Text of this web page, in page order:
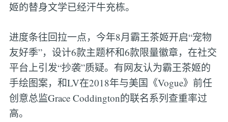
姬的替身文学已经汗牛充栋。
进度条往回拉一点，今年8月霸王茶姬开启“宠物
友好季”，设计6款主题杯和6款限量徽章，在社交
平台上引发“抄袭”质疑。有网友认为霸王茶姬的
手绘图案，和LV在2018年与美国《Vogue》前任
创意总监Grace Coddington的联名系列查重率过
高。